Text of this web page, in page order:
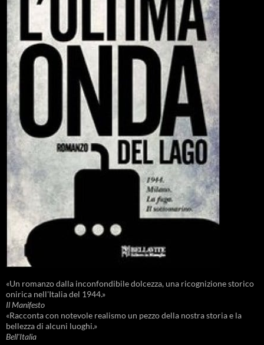
«Un romanzo dalla inconfondibile dolcezza, una ricognizione storico
onirica nell'Italia del 1944.»
Il Manifesto
«Racconta con notevole realismo un pezzo della nostra storia e la
bellezza di alcuni luoghi.»
Bell'Italia